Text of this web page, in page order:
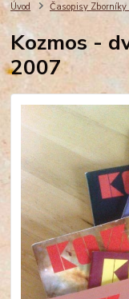
Úvod Časopisy Zborníky
Kozmos -
2007